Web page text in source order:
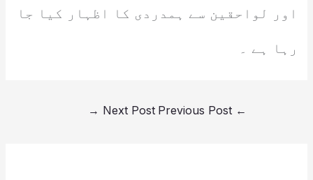
اور لواحقین سے ہمدردی کا اظہار کیا جا
رہا ہے ۔
←
Next Post
→